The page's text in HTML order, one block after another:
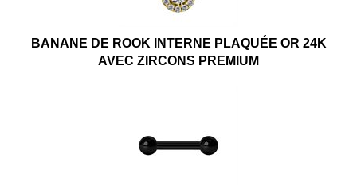
BANANE DE ROOK INTERNE PLAQUÉE OR 24K
AVEC ZIRCONS PREMIUM